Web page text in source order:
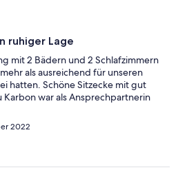
ruhiger Lage
mit 2 Bädern und 2 Schlafzimmern
als ausreichend für unseren
hatten. Schöne Sitzecke mit gut
war als Ansprechpartnerin
2022